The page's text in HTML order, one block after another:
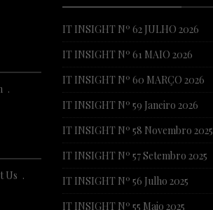
IT INSIGHT Nº 62 JULHO 2026
IT INSIGHT Nº 61 MAIO 2026
IT INSIGHT Nº 60 MARÇO 2026
IT INSIGHT Nº 59 Janeiro 2026
IT INSIGHT Nº 58 Novembro 2025
IT INSIGHT Nº 57 Setembro 2025
IT INSIGHT Nº 56 Julho 2025
IT INSIGHT Nº 55 Maio 2025
Us